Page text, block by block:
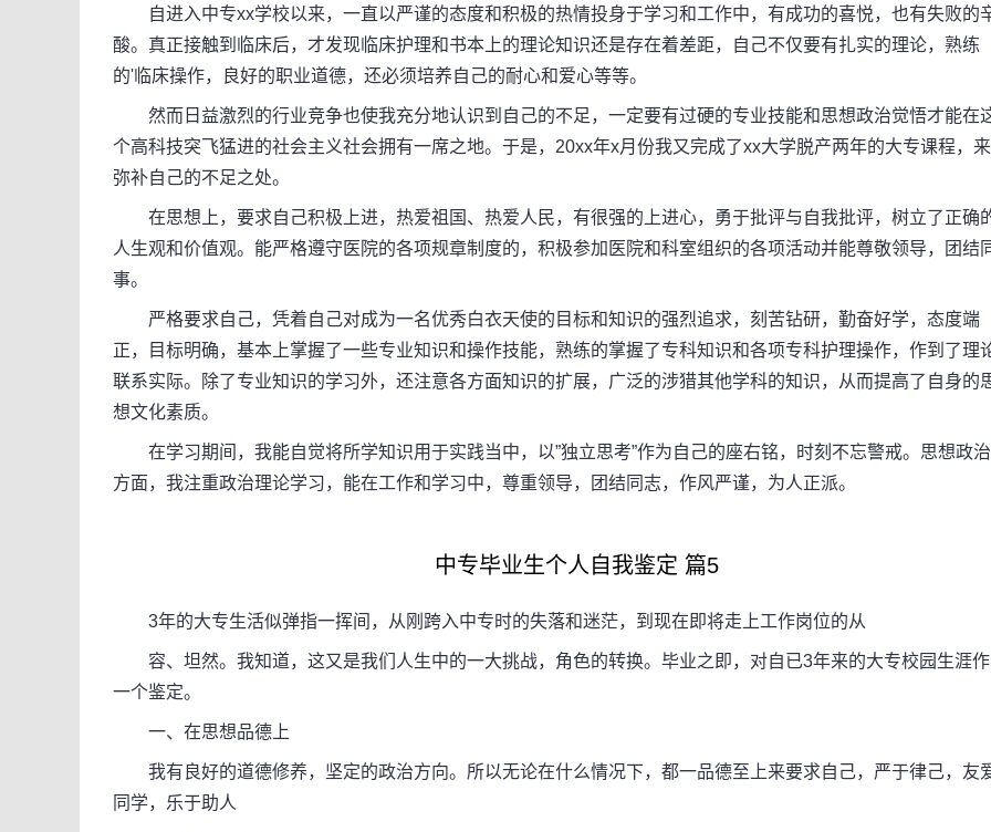
自进入中专xx学校以来，一直以严谨的态度和积极的热情投身于学习和工作中，有成功的喜悦，也有失败的
酸。真正接触到临床后，才发现临床护理和书本上的理论知识还是存在着差距，自己不仅要有扎实的理论，熟练
的'临床操作，良好的职业道德，还必须培养自己的耐心和爱心等等。
然而日益激烈的行业竞争也使我充分地认识到自己的不足，一定要有过硬的专业技能和思想政治觉悟才能在
个高科技突飞猛进的社会主义社会拥有一席之地。于是，20xx年x月份我又完成了xx大学脱产两年的大专课程，来
弥补自己的不足之处。
在思想上，要求自己积极上进，热爱祖国、热爱人民，有很强的上进心，勇于批评与自我批评，树立了正确
人生观和价值观。能严格遵守医院的各项规章制度的，积极参加医院和科室组织的各项活动并能尊敬领导，团结
事。
严格要求自己，凭着自己对成为一名优秀白衣天使的目标和知识的强烈追求，刻苦钻研，勤奋好学，态度端
正，目标明确，基本上掌握了一些专业知识和操作技能，熟练的掌握了专科知识和各项专科护理操作，作到了理
联系实际。除了专业知识的学习外，还注意各方面知识的扩展，广泛的涉猎其他学科的知识，从而提高了自身的
想文化素质。
在学习期间，我能自觉将所学知识用于实践当中，以”独立思考”作为自己的座右铭，时刻不忘警戒。思想政治
方面，我注重政治理论学习，能在工作和学习中，尊重领导，团结同志，作风严谨，为人正派。
中专毕业生个人自我鉴定 篇5
3年的大专生活似弹指一挥间，从刚跨入中专时的失落和迷茫，到现在即将走上工作岗位的从
容、坦然。我知道，这又是我们人生中的一大挑战，角色的转换。毕业之即，对自已3年来的大专校园生涯作
一个鉴定。
一、在思想品德上
我有良好的道德修养，坚定的政治方向。所以无论在什么情况下，都一品德至上来要求自己，严于律己，友
同学，乐于助人